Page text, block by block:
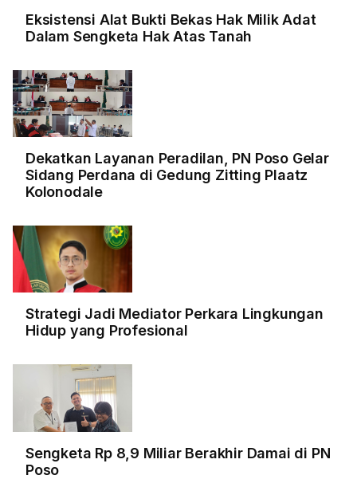
Eksistensi Alat Bukti Bekas Hak Milik Adat
Dalam Sengketa Hak Atas Tanah
Dekatkan Layanan Peradilan, PN Poso Gelar
Sidang Perdana di Gedung Zitting Plaatz
Kolonodale
Strategi Jadi Mediator Perkara Lingkungan
Hidup yang Profesional
Sengketa Rp 8,9 Miliar Berakhir Damai di PN
Poso